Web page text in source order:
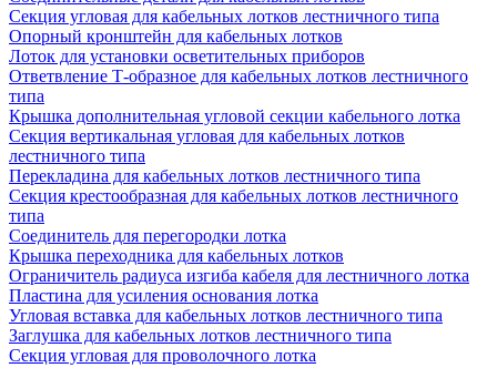
Секция угловая для кабельных лотков лестничного типа
Опорный кронштейн для кабельных лотков
Лоток для установки осветительных приборов
Ответвление Т-образное для кабельных лотков лестничного
типа
Крышка дополнительная угловой секции кабельного лотка
Секция вертикальная угловая для кабельных лотков
лестничного типа
Перекладина для кабельных лотков лестничного типа
Секция крестообразная для кабельных лотков лестничного
типа
Соединитель для перегородки лотка
Крышка переходника для кабельных лотков
Ограничитель радиуса изгиба кабеля для лестничного лотка
Пластина для усиления основания лотка
Угловая вставка для кабельных лотков лестничного типа
Заглушка для кабельных лотков лестничного типа
Секция угловая для проволочного лотка